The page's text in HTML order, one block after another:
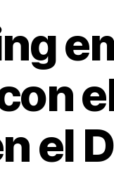
el